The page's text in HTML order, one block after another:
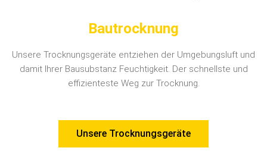
Bautrocknung
Unsere Trocknungsgeräte entziehen der Umgebungsluft und
damit Ihrer Bausubstanz Feuchtigkeit. Der schnellste und
effizienteste Weg zur Trocknung.
Unsere Trocknungsgeräte